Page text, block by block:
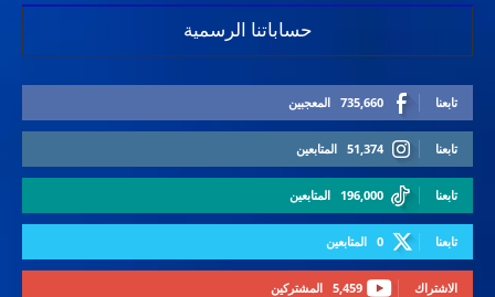
حساباتنا الرسمية
735,660 المعجبين تابعنا
51,374 المتابعين تابعنا
196,000 المتابعين تابعنا
0 المتابعين تابعنا
5,459 المشتركين الاشتراك